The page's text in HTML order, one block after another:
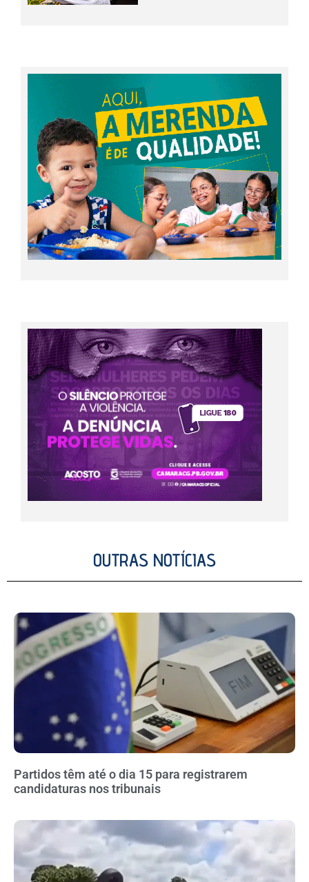
OUTRAS NOTÍCIAS
Partidos têm até o dia 15 para registrarem
candidaturas nos tribunais